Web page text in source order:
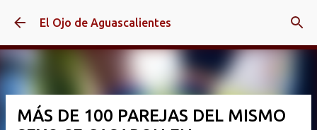
Ir al contenido principal
El Ojo de Aguascalientes
MÁS DE 100 PAREJAS DEL MISMO